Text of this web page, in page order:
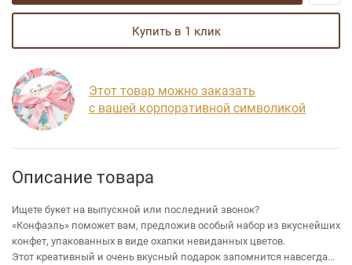
купить в 1 клик
Этот товар можно заказать
с вашей корпоративной символикой
Описание товара
Ищете букет на выпускной или последний звонок?
«Конфаэль» поможет вам, предложив особый набор из вкуснейших
конфет, упакованных в виде охапки невиданных цветов.
Этот креативный и очень вкусный подарок запомнится навсегда...